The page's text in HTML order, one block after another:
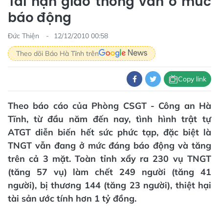
báo động
Đức Thiện
12/12/2010 00:58
Theo dõi Báo Hà Tĩnh trên
Copy link
Theo báo cáo của Phòng CSGT - Công an Hà
Tĩnh, từ đầu năm đến nay, tình hình trật tự
ATGT diễn biến hết sức phức tạp, đặc biệt là
TNGT vẫn đang ở mức đáng báo động và tăng
trên cả 3 mặt. Toàn tỉnh xẩy ra 230 vụ TNGT
(tăng 57 vụ) làm chết 249 người (tăng 41
người), bị thương 144 (tăng 23 người), thiệt hại
tài sản ước tính hơn 1 tỷ đồng.